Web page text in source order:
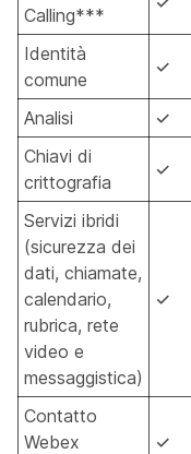
Calling***
Identità
comune
✓
Analisi ✓
Chiavi di
crittografia
✓
Servizi ibridi
(sicurezza dei
dati, chiamate,
calendario,
rubrica, rete
video e
messaggistica)
✓
Contatto
Webex
✓